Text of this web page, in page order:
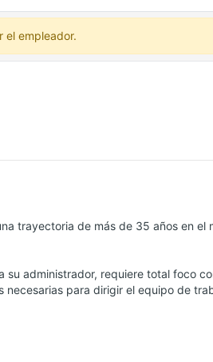
el empleador.
trayectoria de más de 35 años en el
administrador, requiere total foco
para dirigir el equipo de